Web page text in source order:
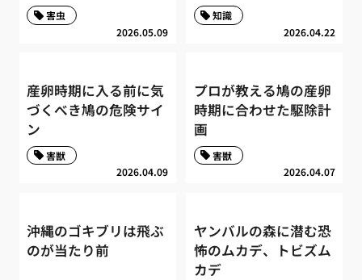
2026.05.09
害虫
2026.04.22
知識
産卵時期に入る前に気
づくべき鳩の危険サイ
ン
2026.04.09
害獣
プロが教える鳩の産卵
時期に合わせた駆除計
画
2026.04.07
害獣
沖縄のゴキブリは飛ぶ
のが当たり前
ヤンバルの森に潜む恐
怖のムカデ、トビズム
カデ